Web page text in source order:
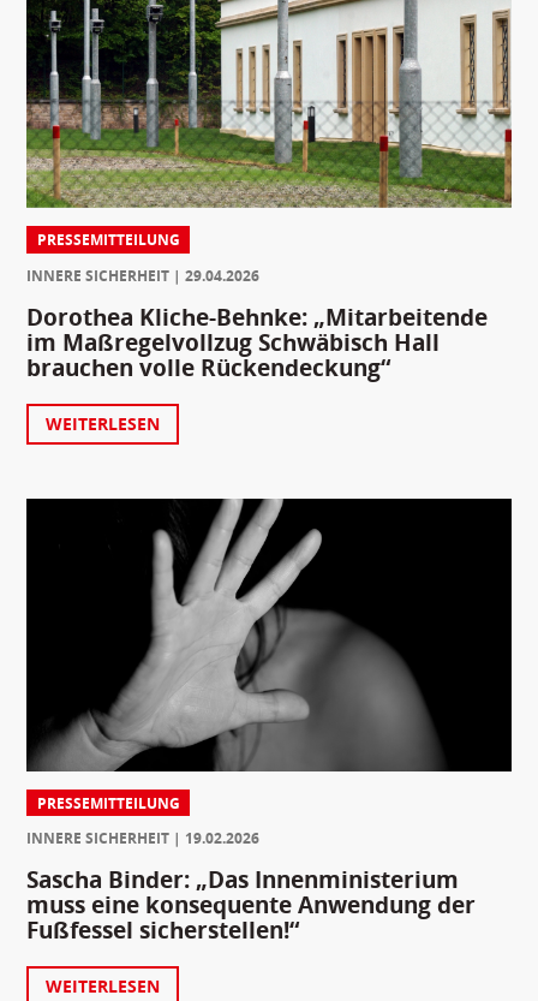
PRESSEMITTEILUNG
INNERE SICHERHEIT
29.04.2026
Dorothea Kliche-Behnke: „Mitarbeitende
im Maßregelvollzug Schwäbisch Hall
brauchen volle Rückendeckung“
WEITERLESEN
PRESSEMITTEILUNG
INNERE SICHERHEIT
19.02.2026
Sascha Binder: „Das Innenministerium
muss eine konsequente Anwendung der
Fußfessel sicherstellen!“
WEITERLESEN